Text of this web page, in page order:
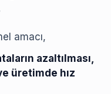
amacı,
azaltılması,
üretimde hız